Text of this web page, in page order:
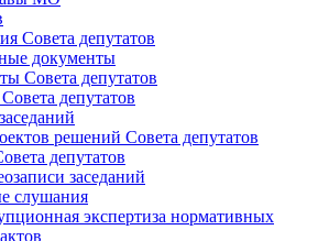
Совета депутатов
документы
Совета депутатов
депутатов
решений Совета депутатов
депутатов
заседаний
слушания
экспертиза нормативных